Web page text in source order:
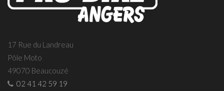
17 Rue du Landreau
Pôle Moto
49070 Beaucouzé
02 41 42 59 19